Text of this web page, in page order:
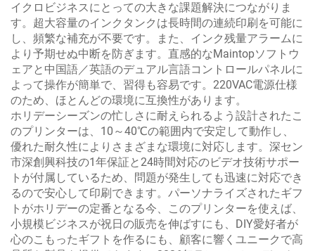
イクロビジネスにとっての大きな課題解決につながりま
す。超大容量のインクタンクは長時間の連続印刷を可能に
し、頻繁な補充が不要です。また、インク残量アラームに
より予期せぬ中断を防ぎます。直感的なMaintopソフトウ
ェアと中国語／英語のデュアル言語コントロールパネルに
よって操作が簡単で、習得も容易です。220VAC電源仕様
のため、ほとんどの環境に互換性があります。
ホリデーシーズンの忙しさに耐えられるよう設計されたこ
のプリンターは、10～40℃の範囲内で安定して動作し、
優れた耐久性によりさまざまな環境に対応します。深セン
市深創興科技の1年保証と24時間対応のビデオ技術サポー
トが付属しているため、問題が発生しても迅速に対応でき
るので安心して印刷できます。パーソナライズされたギフ
トがホリデーの定番となる今、このプリンターを使えば、
小規模ビジネスが祝日の販売を伸ばすにも、DIY愛好者が
心のこもったギフトを作るにも、顧客に響くユニークで高